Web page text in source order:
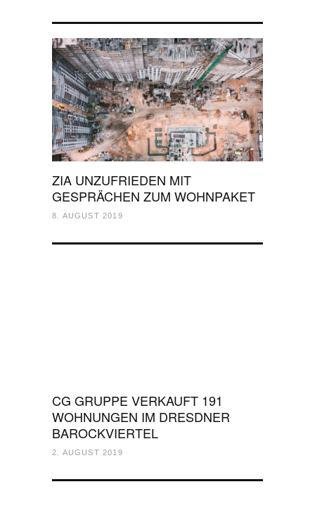
ZIA UNZUFRIEDEN MIT
GESPRÄCHEN ZUM WOHNPAKET
8. AUGUST 2019
CG GRUPPE VERKAUFT 191
WOHNUNGEN IM DRESDNER
BAROCKVIERTEL
2. AUGUST 2019